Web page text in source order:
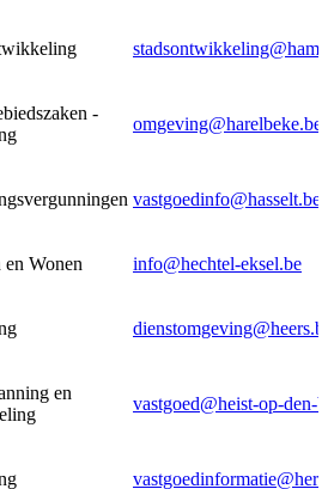
-
omgeving@harelbeke.be
vastgoedinfo@hasselt.be
Wonen info@hechtel-eksel.be
en
vastgoed@heist-op-den-